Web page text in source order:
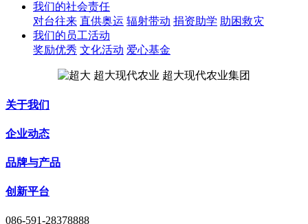
我们的社会责任
对台往来 直供奥运 辐射带动 捐资助学 助困救灾
我们的员工活动
奖励优秀 文化活动 爱心基金
关于我们
企业动态
品牌与产品
创新平台
086-591-28378888